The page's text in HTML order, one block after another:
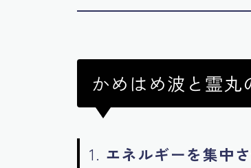
かめはめ波と霊丸
1. エネルギーを集中